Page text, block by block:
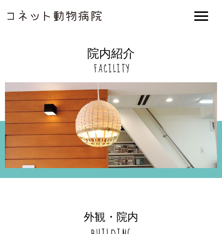
院内紹介
FACILITY
外観・院内